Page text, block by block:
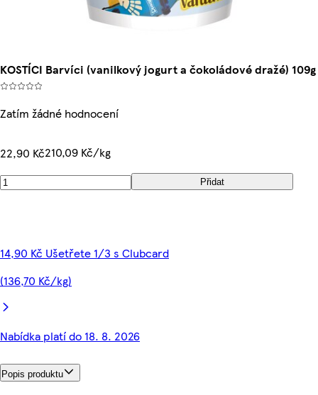
KOSTÍCI Barvíci (vanilkový jogurt a čokoládové dražé) 109g
Zatím žádné hodnocení
22,90 Kč210,09 Kč/kg
Přidat
14,90 Kč Ušetřete 1/3 s Clubcard
(136,70 Kč/kg)
Nabídka platí do 18. 8. 2026
Popis produktu